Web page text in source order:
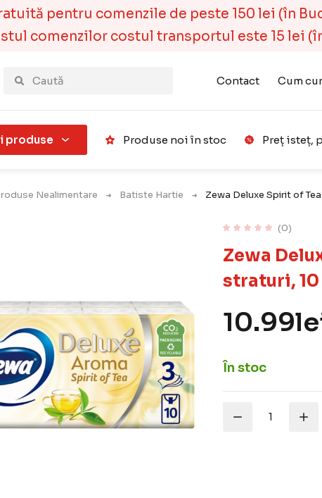
pentru comenzile de peste 150 lei (în
comenzilor costul transportul este 15 lei
Contact Cum
produse Produse noi în stoc Preț isteț,
Nealimentare Batiste Hartie Zewa Deluxe Spirit of
(0)
Zewa
straturi, 10
10.99
În stoc
Zewa